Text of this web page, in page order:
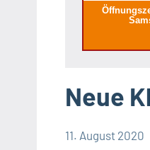
Neue
Kreis
11. August 2020